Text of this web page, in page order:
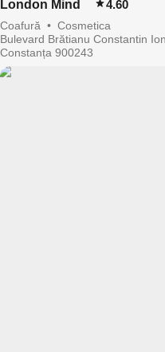
London Mind 4.60
Coafură • Cosmetica
Bulevard Brătianu Constantin
Constanța 900243